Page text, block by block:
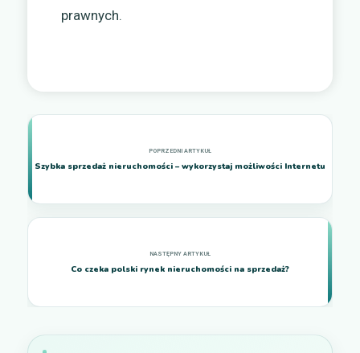
prawnych.
Szybka sprzedaż nieruchomości – wykorzystaj możliwości Internetu
Co czeka polski rynek nieruchomości na sprzedaż?